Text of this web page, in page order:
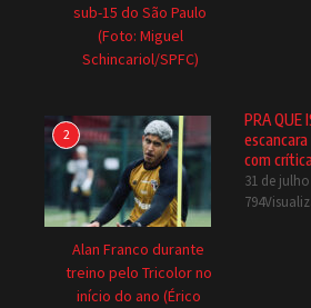
sub-15 do São Paulo
(Foto: Miguel
Schincariol/SPFC)
2
Alan Franco durante
treino pelo Tricolor no
início do ano (Érico
PRA QUE
com
31 de